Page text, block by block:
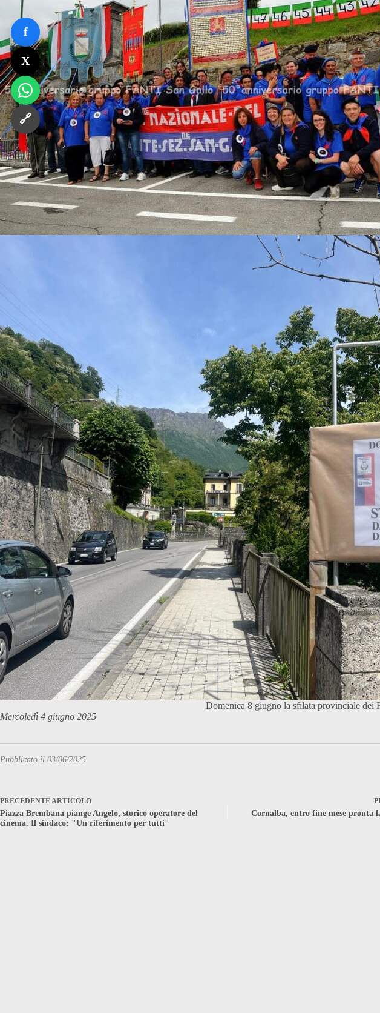
Domenica 8 giugno la sfilata provinciale dei
Mercoledì 4 giugno 2025
Pubblicato il 03/06/2025
f
X
🔗
PRECEDENTEARTICOLO
Piazza Brembana piange Angelo, storico operatore del
cinema. Il sindaco: "Un riferimento per tutti"
Cornalba, entro fine mese pronta